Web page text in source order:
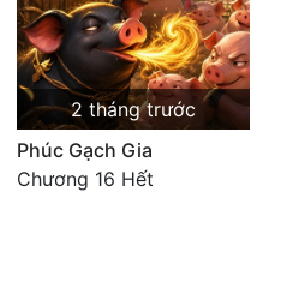
2 tháng trước
Phúc Gạch Gia
Chương 16 Hết